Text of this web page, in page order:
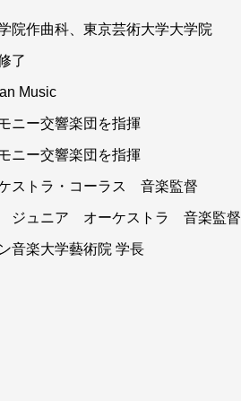
院作曲科、東京芸術大学大学院
了
Music
ニー交響楽団を指揮
ニー交響楽団を指揮
ストラ・コーラス 音楽監督
ジュニア オーケストラ 音楽監督
音楽大学藝術院 学長